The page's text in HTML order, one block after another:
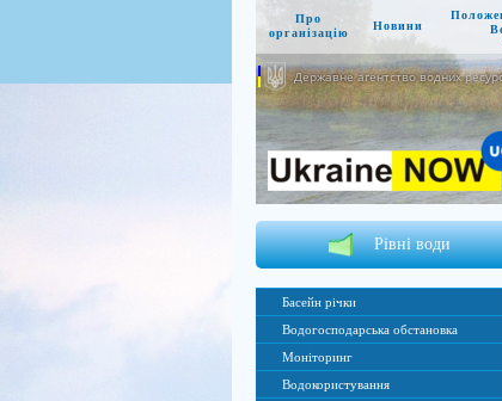
Про
організацію
Новини
Державне агентство водних
Рівні води
Басейн річки
Водогосподарська обстановка
Моніторинг
Водокористування